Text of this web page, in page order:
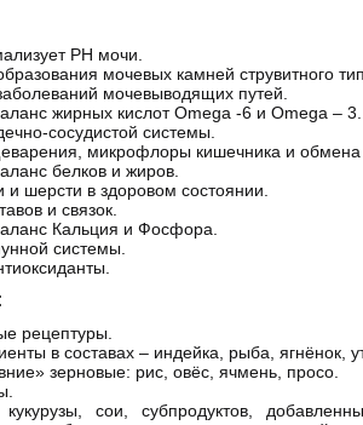
РН мочи.
мочевых камней струвитного
мочевыводящих путей.
жирных кислот Omega -6 и Omega – 3.
сосудистой системы.
микрофлоры кишечника и обмена
белков и жиров.
и шерсти в здоровом состоянии.
и связок.
Кальция и Фосфора.
системы.
рецептуры.
в составах – индейка, рыба, ягнёнок,
зерновые: рис, овёс, ячмень, просо.
сои, субпродуктов,